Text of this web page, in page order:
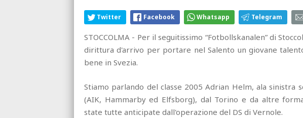
Twitter Facebook Whatsapp Telegram
STOCCOLMA - Per il seguitissimo “Fotbollskanalen” di
dirittura d'arrivo per portare nel Salento un giovane
bene in Svezia.
Stiamo parlando del classe 2005 Adrian Helm, ala sinistra
(AIK, Hammarby ed Elfsborg), dal Torino e da altre
state tutte anticipate dall'operazione del DS di Vernole.